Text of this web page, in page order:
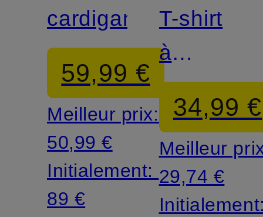
cardigan
59,99 €
Meilleur prix:
50,99 €
Initialement:
89 €
T-shirt
à
manches
longues
34,99 €
Meilleur
29,74 €